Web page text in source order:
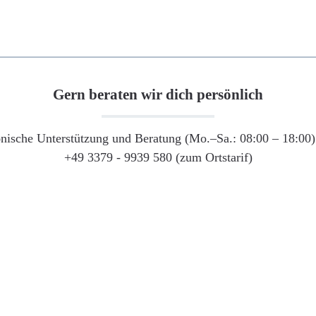
Gern beraten wir dich persönlich
Unterstützung und Beratung (Mo.–Sa.: 08:00 –
+49 3379 - 9939 580 (zum Ortstarif)